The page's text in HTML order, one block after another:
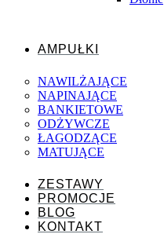
AMPUŁKI
NAWILŻAJĄCE
NAPINAJĄCE
BANKIETOWE
ODŻYWCZE
ŁAGODZĄCE
MATUJĄCE
ZESTAWY
PROMOCJE
BLOG
KONTAKT